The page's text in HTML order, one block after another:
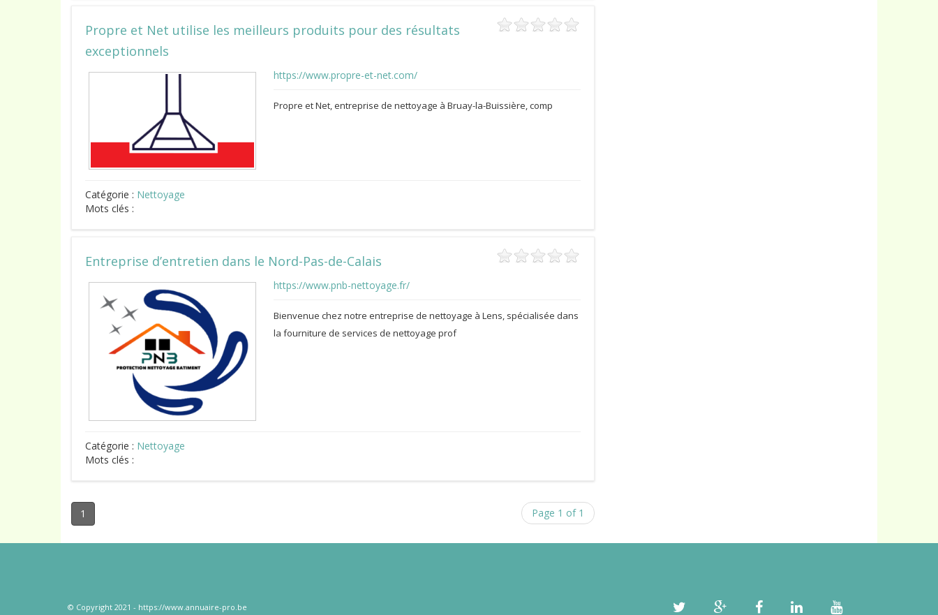
Propre et Net utilise les meilleurs produits pour des résultats
exceptionnels
https://www.propre-et-net.com/
Propre et Net, entreprise de nettoyage à Bruay-la-Buissière, comp
Catégorie : Nettoyage
Mots clés :
Entreprise d’entretien dans le Nord-Pas-de-Calais
https://www.pnb-nettoyage.fr/
Bienvenue chez notre entreprise de nettoyage à Lens, spécialisée dans
la fourniture de services de nettoyage prof
Catégorie : Nettoyage
Mots clés :
1 Page 1 of 1
© Copyright 2021 - https://www.annuaire-pro.be